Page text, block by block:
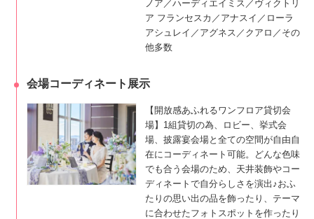
ノア／ハーディエイミス／ヴィクトリ
ア フランセスカ／アナスイ／ローラ
アシュレイ／アグネス／クアロ／その
他多数
会場コーディネート展示
【開放感あふれるワンフロア貸切会
場】1組貸切の為、ロビー、挙式会
場、披露宴会場と全ての空間が自由自
在にコーディネート可能。どんな色味
でも合う会場のため、天井装飾やコー
ディネートで自分らしさを演出♪おふ
たりの思い出の品を飾ったり、テーマ
に合わせたフォトスポットを作ったり